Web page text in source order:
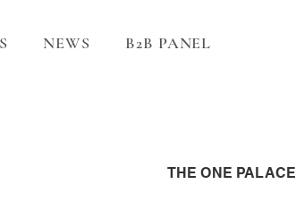
NEWS B2B PANEL
THE ONE PALACE